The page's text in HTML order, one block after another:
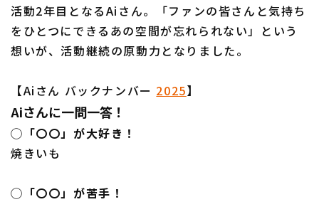
運営会社（別ウィンドウで開く） よくある質問
特定商取引法の表示 アルバイト募集（別ウィンドウで開く
活動2年目となるAiさん。「ファンの皆さんと気持ち
をひとつにできるあの空間が忘れられない」という
想いが、活動継続の原動力となりました。
【Aiさん バックナンバー 2025】
Aiさんに一問一答！
◯「〇〇」が大好き！
焼きいも
◯「〇〇」が苦手！